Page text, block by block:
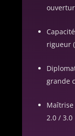
rigueur
grande
2.0 / 3.0